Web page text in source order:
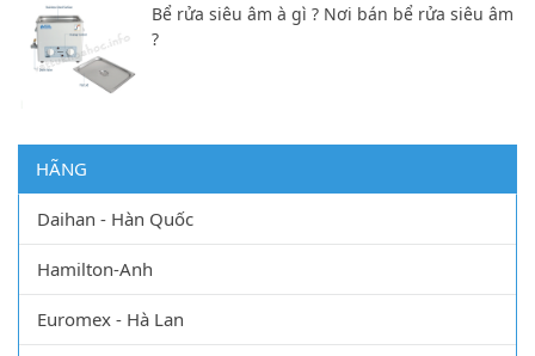
Bể rửa siêu âm à gì ? Nơi bán bể rửa siêu âm
?
HÃNG
Daihan - Hàn Quốc
Hamilton-Anh
Euromex - Hà Lan